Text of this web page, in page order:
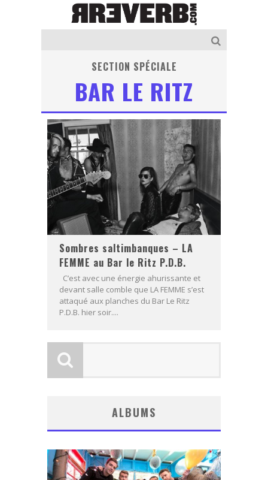
SECTION SPÉCIALE
BAR LE RITZ
Sombres saltimbanques – LA
FEMME au Bar le Ritz P.D.B.
C’est avec une énergie ahurissante et
devant salle comble que LA FEMME s’est
attaqué aux planches du Bar Le Ritz
P.D.B. hier soir....
ALBUMS